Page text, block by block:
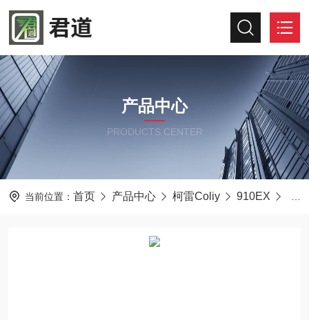
产品中心
PRODUCTS CENTER
当前位置： 首页 产品中心 柯雷Coliy 910EX